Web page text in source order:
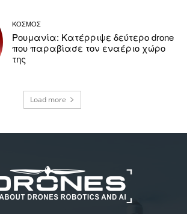
ΚΟΣΜΟΣ
Ρουμανία: Κατέρριψε δεύτερο drone
που παραβίασε τον εναέριο χώρο
της
Load more